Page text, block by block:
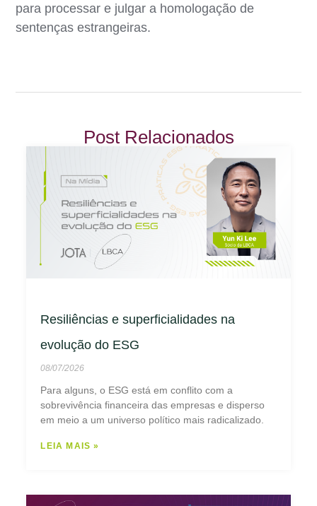
para processar e julgar a homologação de
sentenças estrangeiras.
Post Relacionados
Resiliências e superficialidades na
evolução do ESG
08/07/2026
Para alguns, o ESG está em conflito com a
sobrevivência financeira das empresas e disperso
em meio a um universo político mais radicalizado.
LEIA MAIS »